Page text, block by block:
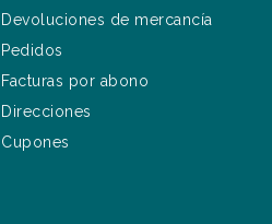
Devoluciones de mercancía
Pedidos
Facturas por abono
Direcciones
Cupones